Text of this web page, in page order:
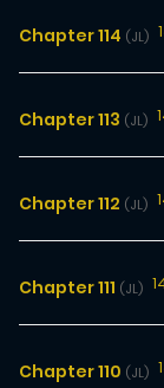
Chapter 114 (JL)
Chapter 113 (JL)
Chapter 112 (JL)
Chapter 111 (JL)
Chapter 110 (JL)